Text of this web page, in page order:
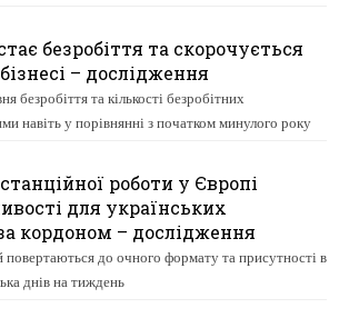
безробіття та скорочується
– дослідження
безробіття та кількості безробітних
навіть у порівнянні з початком минулого року
роботи у Європі
для українських
кордоном – дослідження
повертаються до очного формату та присутності в
днів на тиждень